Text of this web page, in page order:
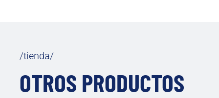
/tienda/
OTROS PRODUCTOS